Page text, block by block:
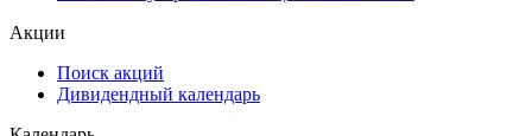
ESG
Самые популярные облигации на Cbonds.ru